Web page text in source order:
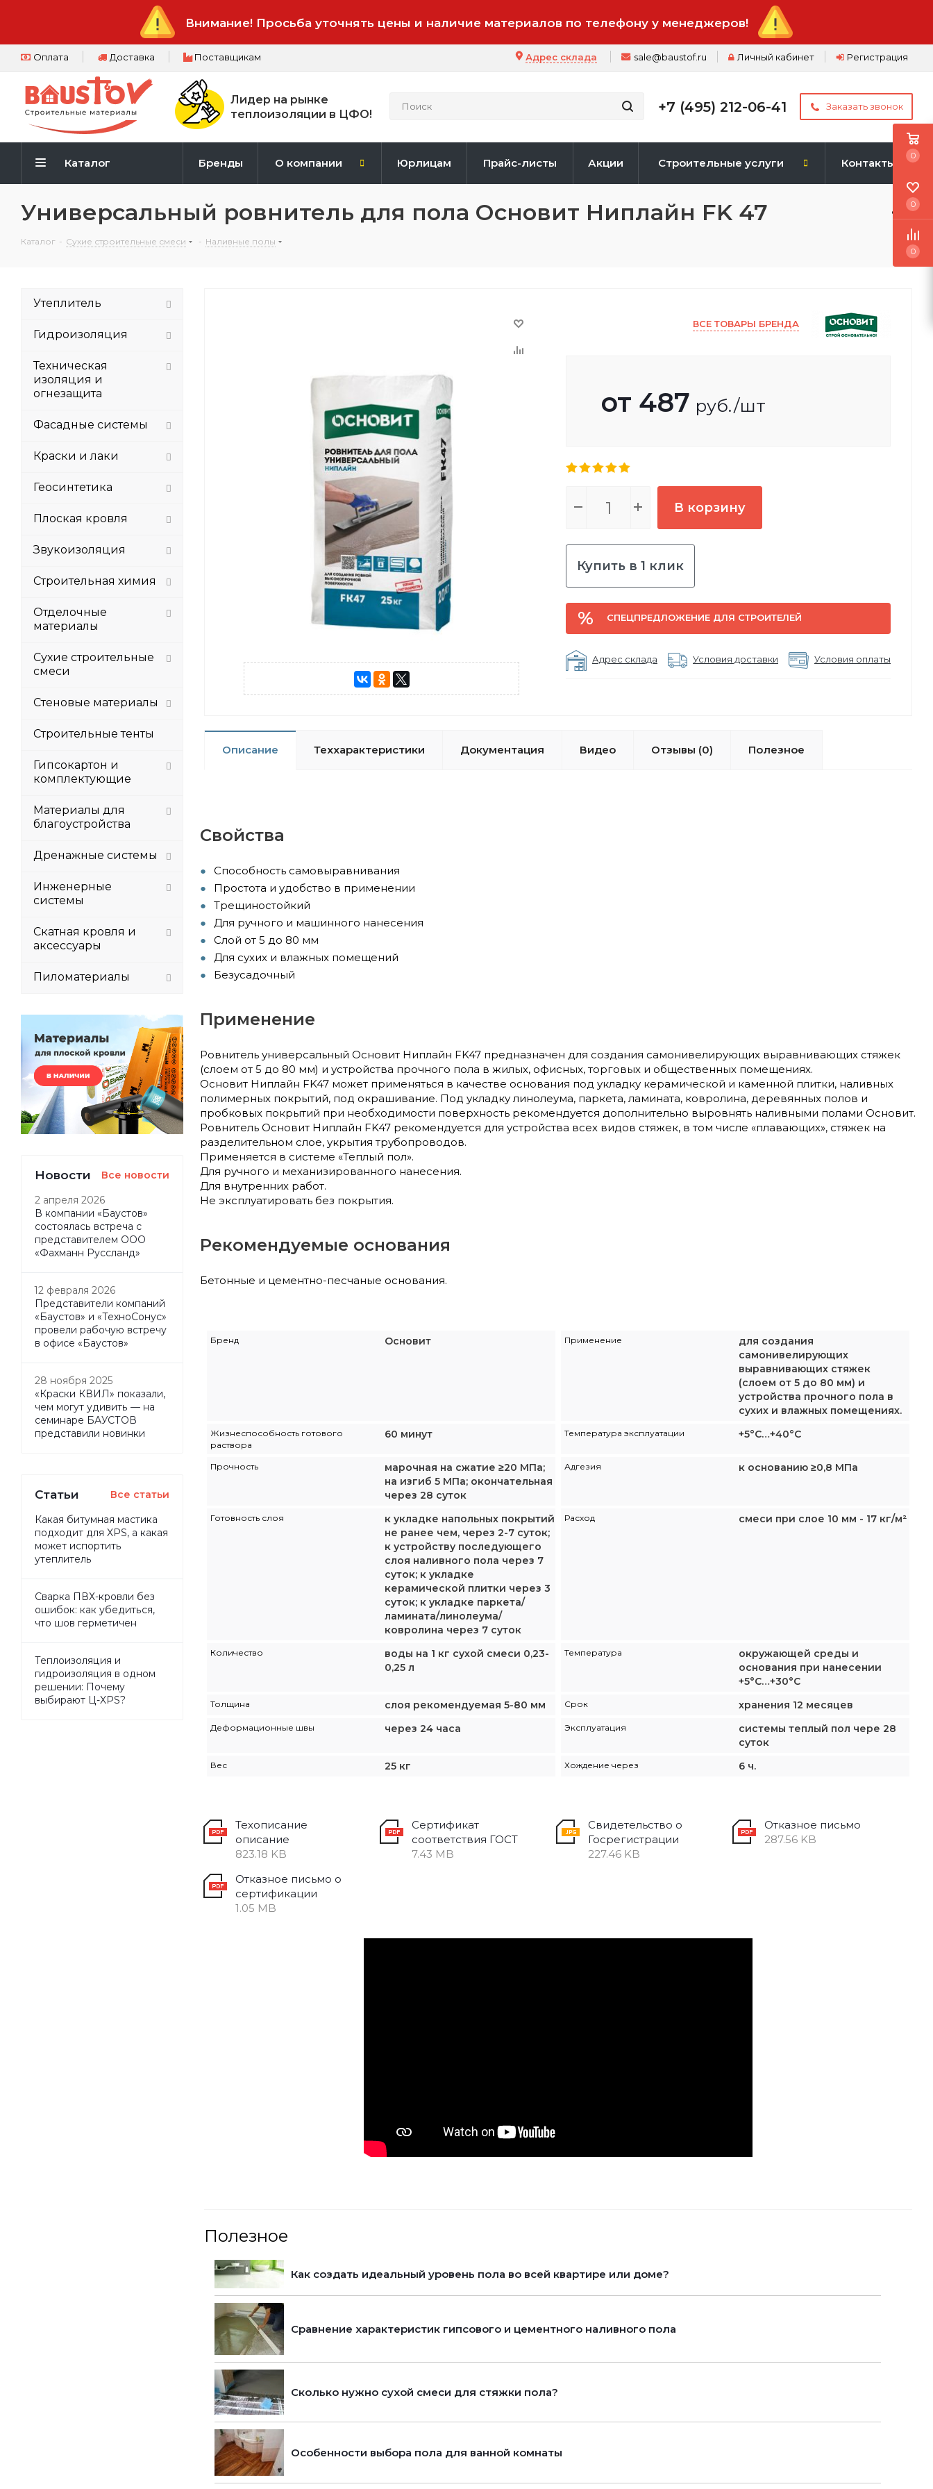
Внимание! Просьба уточнять цены и наличие материалов по телефону у менеджеров!
Оплата Доставка Поставщикам Регистрация
Личный кабинет
sale@baustof.ru
Адрес склада
Лидер на рынке
теплоизоляции в ЦФО!
+7 (495) 212-06-41 Заказать звонок
Каталог Бренды О компании Юрлицам Прайс-листы Акции Строительные услуги Контакты
Универсальный ровнитель для пола Основит Ниплайн FK 47
Каталог - Сухие строительные смеси - Наливные полы
ВСЕ ТОВАРЫ БРЕНДА
от 487 руб./шт
В корзину
Купить в 1 клик
СПЕЦПРЕДЛОЖЕНИЕ ДЛЯ СТРОИТЕЛЕЙ
Адрес склада Условия доставки Условия оплаты
Описание Теххарактеристики Документация Видео Отзывы (0) Полезное
Свойства
Способность самовыравнивания
Простота и удобство в применении
Трещиностойкий
Для ручного и машинного нанесения
Слой от 5 до 80 мм
Для сухих и влажных помещений
Безусадочный
Применение
Ровнитель универсальный Основит Ниплайн FK47 предназначен для создания самонивелирующих выравнивающих стяжек
(слоем от 5 до 80 мм) и устройства прочного пола в жилых, офисных, торговых и общественных помещениях.
Основит Ниплайн FK47 может применяться в качестве основания под укладку керамической и каменной плитки, наливных
полимерных покрытий, под окрашивание. Под укладку линолеума, паркета, ламината, ковролина, деревянных полов и
пробковых покрытий при необходимости поверхность рекомендуется дополнительно выровнять наливными полами Основит.
Ровнитель Основит Ниплайн FK47 рекомендуется для устройства всех видов стяжек, в том числе «плавающих», стяжек на
разделительном слое, укрытия трубопроводов.
Применяется в системе «Теплый пол».
Для ручного и механизированного нанесения.
Для внутренних работ.
Не эксплуатировать без покрытия.
Рекомендуемые основания
Бетонные и цементно-песчаные основания.
Бренд Основит Применение
для создания
самонивелирующих
выравнивающих стяжек
(слоем от 5 до 80 мм) и
устройства прочного пола в
сухих и влажных помещениях.
Жизнеспособность готового
раствора
60 минут Температура эксплуатации +5°С…+40°С
Прочность
марочная на сжатие ≥20 МПа;
на изгиб 5 МПа; окончательная
через 28 суток
Адгезия к основанию ≥0,8 МПа
Готовность слоя
к укладке напольных покрытий
не ранее чем, через 2-7 суток;
к устройству последующего
слоя наливного пола через 7
суток; к укладке
керамической плитки через 3
суток; к укладке паркета/
ламината/линолеума/
ковролина через 7 суток
Расход смеси при слое 10 мм - 17 кг/м²
Количество
воды на 1 кг сухой смеси 0,23-
0,25 л
Температура
окружающей среды и
основания при нанесении
+5°С…+30°С
Толщина слоя рекомендуемая 5-80 мм Срок хранения 12 месяцев
Деформационные швы через 24 часа Эксплуатация
системы теплый пол чере 28
суток
Вес 25 кг Хождение через 6 ч.
Техописание
описание
823.18 KB
Сертификат
соответствия ГОСТ
7.43 MB
Свидетельство о
Госрегистрации
227.46 KB
Отказное письмо
287.56 KB
Отказное письмо о
сертификации
1.05 MB
Полезное
Как создать идеальный уровень пола во всей квартире или доме?
Сравнение характеристик гипсового и цементного наливного пола
Сколько нужно сухой смеси для стяжки пола?
Особенности выбора пола для ванной комнаты
Утеплитель
Гидроизоляция
Техническая
изоляция и
огнезащита
Фасадные системы
Краски и лаки
Геосинтетика
Плоская кровля
Звукоизоляция
Строительная химия
Отделочные
материалы
Сухие строительные
смеси
Стеновые материалы
Строительные тенты
Гипсокартон и
комплектующие
Материалы для
благоустройства
Дренажные системы
Инженерные
системы
Скатная кровля и
аксессуары
Пиломатериалы
Новости Все новости
2 апреля 2026
В компании «Баустов»
состоялась встреча с
представителем ООО
«Фахманн Руссланд»
12 февраля 2026
Представители компаний
«Баустов» и «ТехноСонус»
провели рабочую встречу
в офисе «Баустов»
28 ноября 2025
«Краски КВИЛ» показали,
чем могут удивить — на
семинаре БАУСТОВ
представили новинки
Статьи Все статьи
Какая битумная мастика
подходит для XPS, а какая
может испортить
утеплитель
Сварка ПВХ-кровли без
ошибок: как убедиться,
что шов герметичен
Теплоизоляция и
гидроизоляция в одном
решении: Почему
выбирают Ц-XPS?
0
0
0